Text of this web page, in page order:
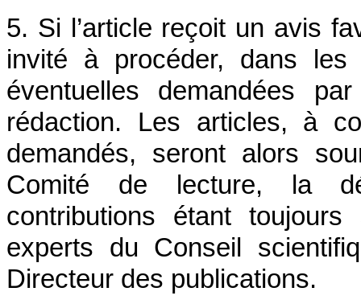
5. Si l’article reçoit un avis
invité à procéder, dans
éventuelles demandées
rédaction. Les articles, à
demandés, seront alors
Comité de lecture, la
contributions étant
experts du Conseil
Directeur des publications.